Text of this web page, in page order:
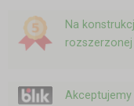
Na
rozszerzonej
Akceptujemy